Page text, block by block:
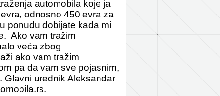
automobila koje ja
odnosno 450 evra za
ponudu dobijate kada mi
Ako vam tražim
veća zbog
ako vam tražim
pa da vam sve pojasnim,
Glavni urednik Aleksandar